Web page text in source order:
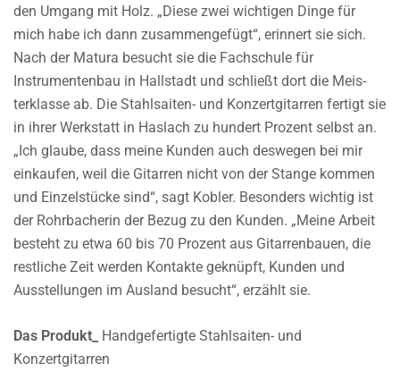
den Umgang mit Holz. „Diese zwei wichtigen Dinge für
mich habe ich dann zusammengefügt“, erinnert sie sich.
Nach der Matura besucht sie die Fachschule für
Instrumentenbau in Hallstadt und schließt dort die Meis-
terklasse ab. Die Stahlsaiten- und Konzertgitarren fertigt sie
in ihrer Werkstatt in Haslach zu hundert Prozent selbst an.
„Ich glaube, dass meine Kunden auch deswegen bei mir
einkaufen, weil die Gitarren nicht von der Stange kommen
und Einzelstücke sind“, sagt Kobler. Besonders wichtig ist
der Rohrbacherin der Bezug zu den Kunden. „Meine Arbeit
besteht zu etwa 60 bis 70 Prozent aus Gitarrenbauen, die
restliche Zeit werden Kontakte geknüpft, Kunden und
Ausstellungen im Ausland besucht“, erzählt sie.
Das Produkt_ Handgefertigte Stahlsaiten- und
Konzertgitarren